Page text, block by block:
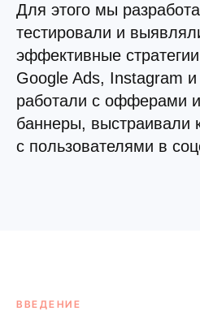
Для этого мы
тестировали и
эффективные
Google Ads, Instagram и
работали с офферами
баннеры, выстраивали
с пользователями в
ВВЕДЕНИЕ